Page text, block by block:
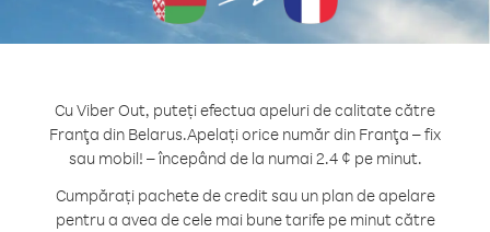
Cu Viber Out, puteți efectua apeluri de calitate către
Franţa din Belarus.Apelați orice număr din Franţa – fix
sau mobil! – începând de la numai 2.4 ¢ pe minut.
Cumpărați pachete de credit sau un plan de apelare
pentru a avea de cele mai bune tarife pe minut către